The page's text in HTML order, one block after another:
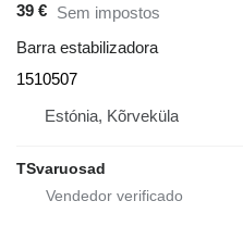
39 € Sem impostos
Barra estabilizadora
1510507
Estónia, Kõrveküla
TSvaruosad